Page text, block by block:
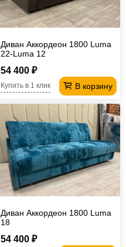
Диван Аккордеон 1800 Luma
22-Luma 12
54 400 ₽
В корзину
Купить в 1 клик
Диван Аккордеон 1800 Luma
18
54 400 ₽